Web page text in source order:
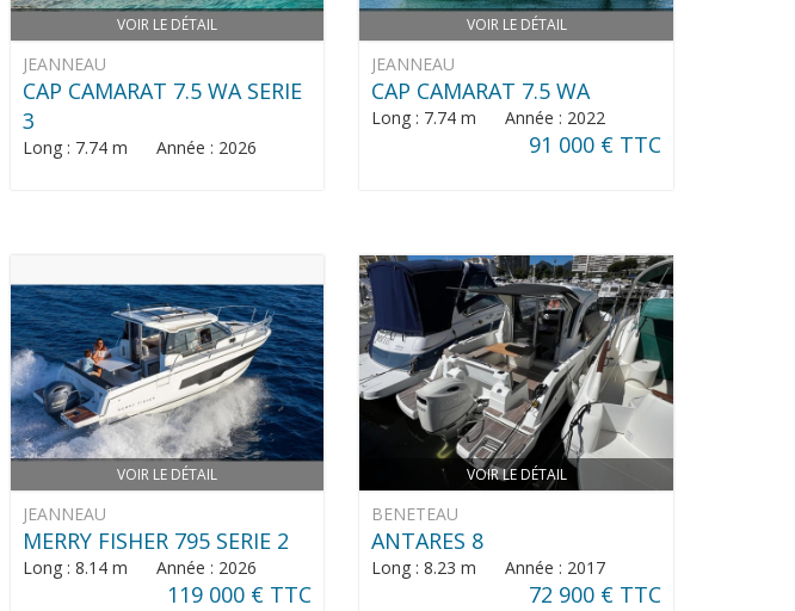
VOIR LE DÉTAIL
JEANNEAU
CAP CAMARAT 7.5 WA SERIE
3
Long : 7.74 m Année : 2026
VOIR LE DÉTAIL
JEANNEAU
CAP CAMARAT 7.5 WA
Long : 7.74 m Année : 2022
91 000 € TTC
VOIR LE DÉTAIL
JEANNEAU
MERRY FISHER 795 SERIE 2
Long : 8.14 m Année : 2026
119 000 € TTC
VOIR LE DÉTAIL
BENETEAU
ANTARES 8
Long : 8.23 m Année : 2017
72 900 € TTC